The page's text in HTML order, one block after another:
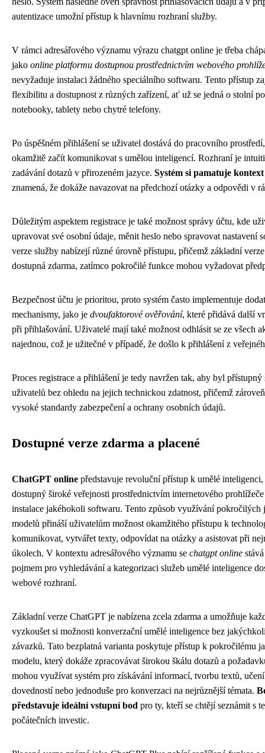
autentizace umožní přístup k hlavnímu rozhraní služby.
V rámci adresářového významu výrazu chatgpt online je třeba
jako online platformu dostupnou prostřednictvím webového
nevyžaduje instalaci žádného speciálního softwaru. Tento přístup
flexibilitu a dostupnost z různých zařízení, ať už se jedná o stolní
notebooky, tablety nebo chytré telefony.
Po úspěšném přihlášení se uživatel dostává do pracovního
okamžitě začít komunikovat s umělou inteligencí. Rozhraní je
zadávání dotazů v přirozeném jazyce. Systém si pamatuje
znamená, že dokáže navazovat na předchozí otázky a odpovědi v
Důležitým aspektem registrace je také možnost správy účtu, kde
upravovat své osobní údaje, měnit heslo nebo spravovat nastavení
verze služby nabízejí různé úrovně přístupu, přičemž základní
dostupná zdarma, zatímco pokročilé funkce mohou vyžadovat
Bezpečnost účtu je prioritou, proto systém často implementuje
mechanismy, jako je dvoufaktorové ověřování, které přidává další
při přihlašování. Uživatelé mají také možnost odhlásit se ze všech
najednou, což je užitečné v případě, že došlo k přihlášení z
Proces registrace a přihlášení je tedy navržen tak, aby byl
uživatelů bez ohledu na jejich technickou zdatnost, přičemž
vysoké standardy zabezpečení a ochrany osobních údajů.
Dostupné verze zdarma a placené
ChatGPT online představuje revoluční přístup k umělé
dostupný široké veřejnosti prostřednictvím internetového
instalace jakéhokoli softwaru. Tento způsob využívání pokročilých
modelů přináší uživatelům možnost okamžitého přístupu k
komunikovat, vytvářet texty, odpovídat na otázky a asistovat při
úkolech. V kontextu adresářového významu se chatgpt online
pojmem pro vyhledávání a kategorizaci služeb umělé inteligence
webové rozhraní.
Základní verze ChatGPT je nabízena zcela zdarma a umožňuje
vyzkoušet si možnosti konverzační umělé inteligence bez
závazků. Tato bezplatná varianta poskytuje přístup k pokročilému
modelu, který dokáže zpracovávat širokou škálu dotazů a
mohou využívat systém pro získávání informací, tvorbu textů,
dovedností nebo jednoduše pro konverzaci na nejrůznější témata.
představuje ideální vstupní bod pro ty, kteří se chtějí seznámit s
počátečních investic.